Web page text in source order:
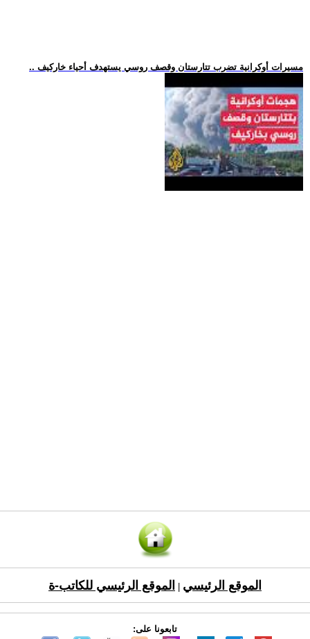
.. مسيرات أوكرانية تضرب تتارستان وقصف روسي يستهدف أحياء خاركيف
الموقع الرئيسي الموقع الرئيسي للكاتب-ة
تابعونا على: